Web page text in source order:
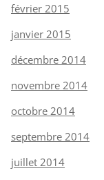
février 2015
janvier 2015
décembre 2014
novembre 2014
octobre 2014
septembre 2014
juillet 2014